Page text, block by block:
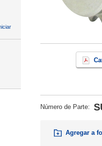
Número de Parte:
Agregar a